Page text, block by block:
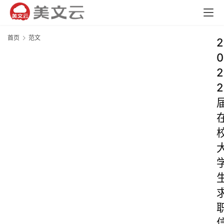
首页 范文
2
0
2
2